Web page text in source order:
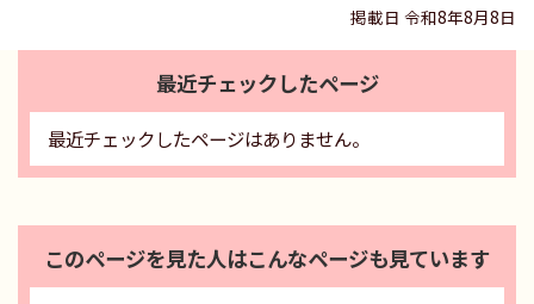
掲載日 令和8年8月8日
最近チェックしたページ
最近チェックしたページはありません。
このページを見た人はこんなページも見ています